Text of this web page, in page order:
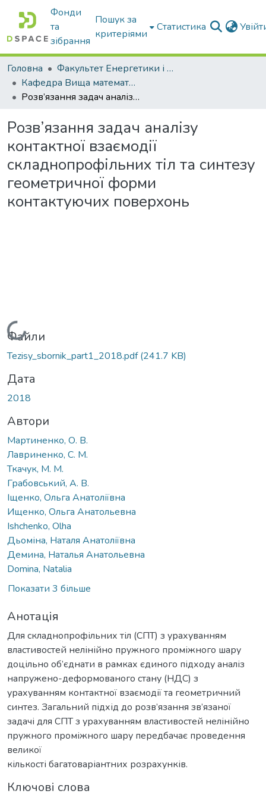
Фонди
та
зібрання
Пошук за
критеріями
Статистика
Головна
Факультет Енергетики і комп'ютерних технологій
Кафедра Вища математика та фізика
Розв’язання задач аналізу контактної взаємодії складнопрофільних тіл та синтезу геометричної форми контактуючих поверхонь
Розв’язання задач аналізу
контактної взаємодії
складнопрофільних тіл та синтезу
геометричної форми
контактуючих поверхонь
Вантажиться...
Файли
Tezisy_sbornik_part1_2018.pdf(241.7 KB)
Дата
2018
Автори
Мартиненко, О. В.
Лавриненко, С. М.
Ткачук, М. М.
Грабовський, А. В.
Іщенко, Ольга Анатоліївна
Ищенко, Ольга Анатольевна
Ishchenko, Olha
Дьоміна, Наталя Анатоліївна
Демина, Наталья Анатольевна
Domina, Natalia
Показати 3 більше
Анотація
Для складнопрофільних тіл (СПТ) з урахуванням
властивостей нелінійно пружного проміжного шару
доцільно об’єднати в рамках єдиного підходу аналіз
напружено-деформованого стану (НДС) з
урахуванням контактної взаємодії та геометричний
синтез. Загальний підхід до розв’язання зв’язаної
задачі для СПТ з урахуванням властивостей нелінійно
пружного проміжного шару передбачає проведення
великої
кількості багатоваріантних розрахунків.
Ключові слова